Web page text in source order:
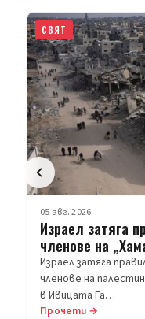
СВЯТ
05 авг. 2026
Израел затяга
членове на
Израел затяга
членове на
в Ивицата Га…